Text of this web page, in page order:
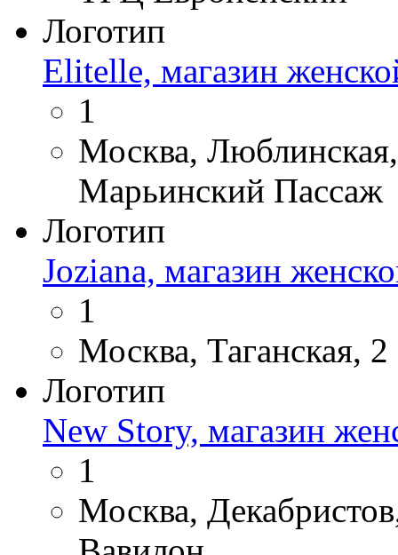
Логотип
Elitelle, магазин
1
Москва,
Марьинский Пассаж
Логотип
Joziana, магазин
1
Москва, Таганская,
Логотип
New Story, магазин
1
Москва,